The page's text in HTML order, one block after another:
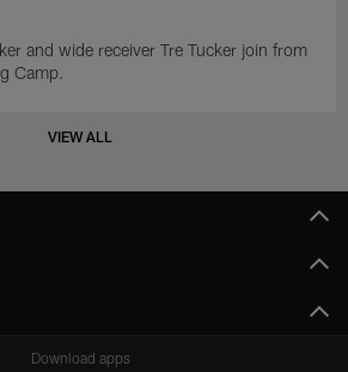
and wide receiver Tre Tucker join from
Camp.
VIEW ALL
Download apps